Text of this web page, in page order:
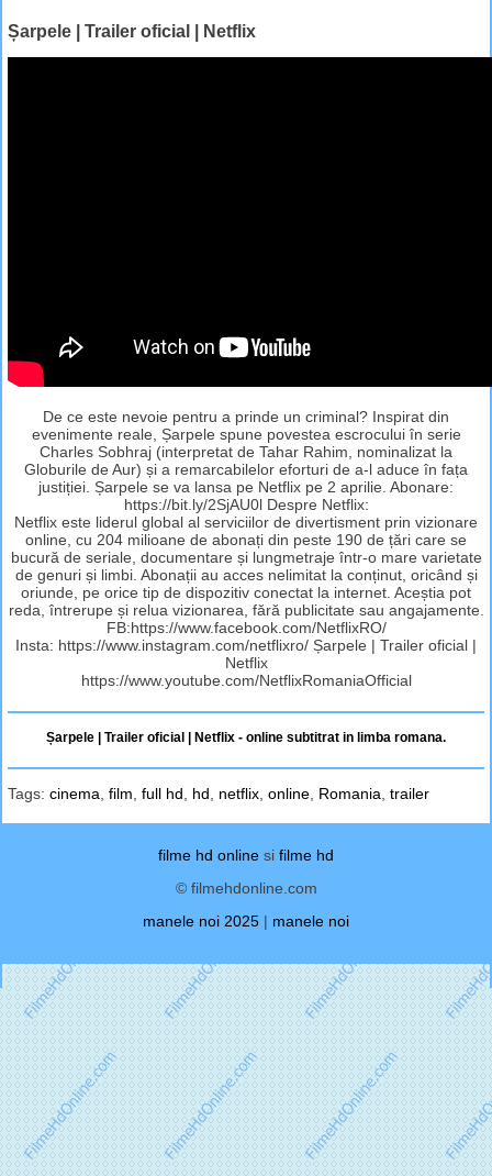
Șarpele | Trailer oficial | Netflix
De ce este nevoie pentru a prinde un criminal? Inspirat din
evenimente reale, Șarpele spune povestea escrocului în serie
Charles Sobhraj (interpretat de Tahar Rahim, nominalizat la
Globurile de Aur) și a remarcabilelor eforturi de a-l aduce în fața
justiției. Șarpele se va lansa pe Netflix pe 2 aprilie. Abonare:
https://bit.ly/2SjAU0l Despre Netflix:
Netflix este liderul global al serviciilor de divertisment prin vizionare
online, cu 204 milioane de abonați din peste 190 de țări care se
bucură de seriale, documentare și lungmetraje într-o mare varietate
de genuri și limbi. Abonații au acces nelimitat la conținut, oricând și
oriunde, pe orice tip de dispozitiv conectat la internet. Aceștia pot
reda, întrerupe și relua vizionarea, fără publicitate sau angajamente.
FB:https://www.facebook.com/NetflixRO/
Insta: https://www.instagram.com/netflixro/ Șarpele | Trailer oficial |
Netflix
https://www.youtube.com/NetflixRomaniaOfficial
Șarpele | Trailer oficial | Netflix - online subtitrat in limba romana.
Tags: cinema film full hd hd netflix online Romania trailer
filme hd online si filme hd
© filmehdonline.com
manele noi 2025 | manele noi